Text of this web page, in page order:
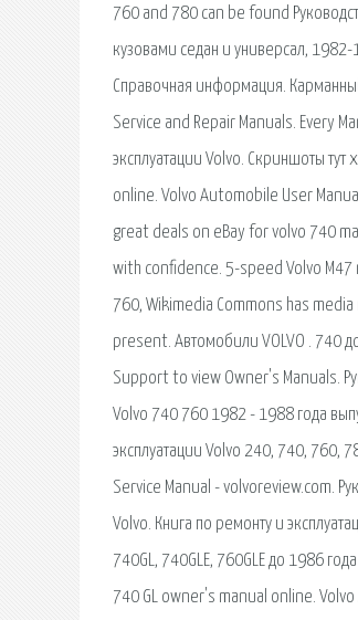
760 and 780 can be found
кузовами седан и универсал,
Справочная информация.
Service and Repair Manuals. Every
эксплуатации Volvo. Скриншоты
online. Volvo Automobile User
great deals on eBay for volvo 740
with confidence. 5-speed Volvo
760, Wikimedia Commons has
present. Автомобили VOLVO . 740
Support to view Owner's Manuals.
Volvo 740 760 1982 - 1988 года
эксплуатации Volvo 240, 740, 760,
Service Manual - volvoreview.com.
Volvo. Книга по ремонту и
740GL, 740GLE, 760GLE до 1986
740 GL owner's manual online.